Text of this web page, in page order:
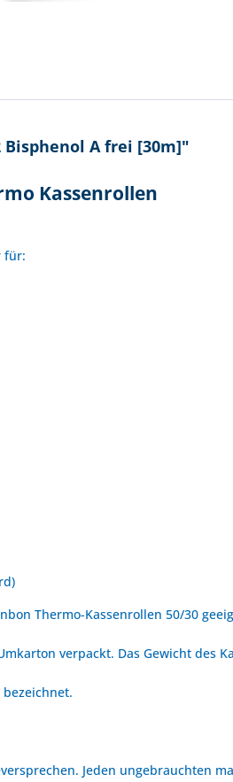
A frei [30m]"
Kassenrollen
für:
Thermo-Kassenrollen 50/30
verpackt. Das Gewicht des
Jeden ungebrauchten